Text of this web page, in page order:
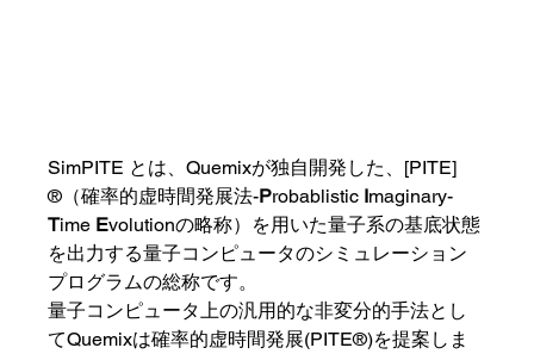
SimPITE とは、Quemixが独自開発した、[PITE]
®️（確率的虚時間発展法-Probablistic Imaginary-
Time Evolutionの略称）を用いた量子系の基底状態
を出力する量子コンピュータのシミュレーション
プログラムの総称です。
量子コンピュータ上の汎用的な非変分的手法とし
てQuemixは確率的虚時間発展(PITE®️)を提案しま